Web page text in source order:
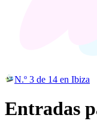
N.º 3 de 14 en Ibiza
Entradas